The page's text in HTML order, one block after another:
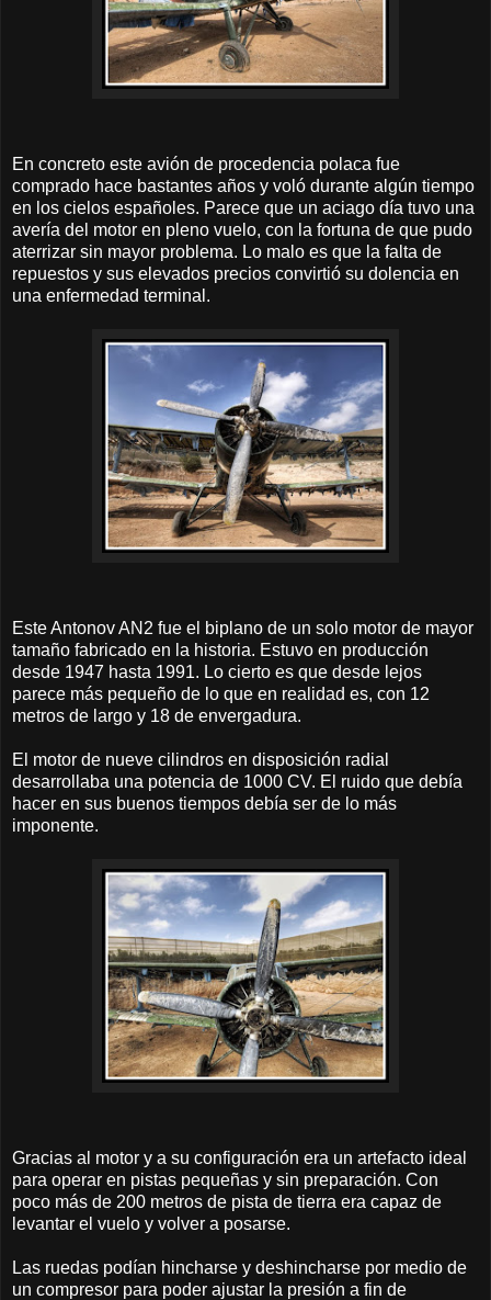
En concreto este avión de procedencia polaca fue
comprado hace bastantes años y voló durante algún tiempo
en los cielos españoles. Parece que un aciago día tuvo una
avería del motor en pleno vuelo, con la fortuna de que pudo
aterrizar sin mayor problema. Lo malo es que la falta de
repuestos y sus elevados precios convirtió su dolencia en
una enfermedad terminal.
Este Antonov AN2 fue el biplano de un solo motor de mayor
tamaño fabricado en la historia. Estuvo en producción
desde 1947 hasta 1991. Lo cierto es que desde lejos
parece más pequeño de lo que en realidad es, con 12
metros de largo y 18 de envergadura.
El motor de nueve cilindros en disposición radial
desarrollaba una potencia de 1000 CV. El ruido que debía
hacer en sus buenos tiempos debía ser de lo más
imponente.
Gracias al motor y a su configuración era un artefacto ideal
para operar en pistas pequeñas y sin preparación. Con
poco más de 200 metros de pista de tierra era capaz de
levantar el vuelo y volver a posarse.
Las ruedas podían hincharse y deshincharse por medio de
un compresor para poder ajustar la presión a fin de